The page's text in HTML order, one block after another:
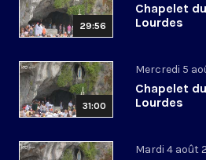
29:56
Chapelet
Lourdes
31:00
Mercredi 5
Chapelet
Lourdes
Mardi 4 août